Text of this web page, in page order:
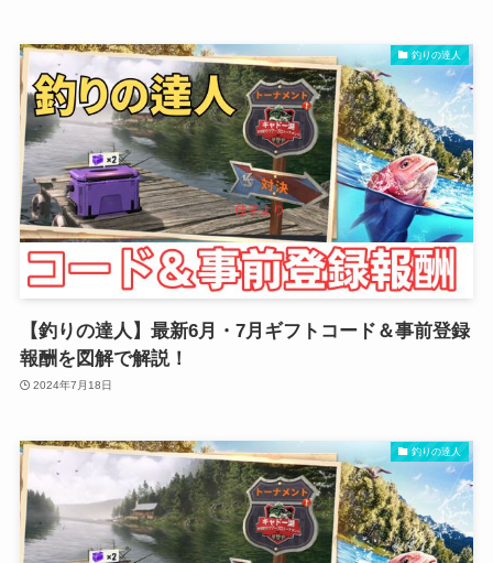
釣りの達人
【釣りの達人】最新6月・7月ギフトコード＆事前登録
報酬を図解で解説！
2024年7月18日
釣りの達人